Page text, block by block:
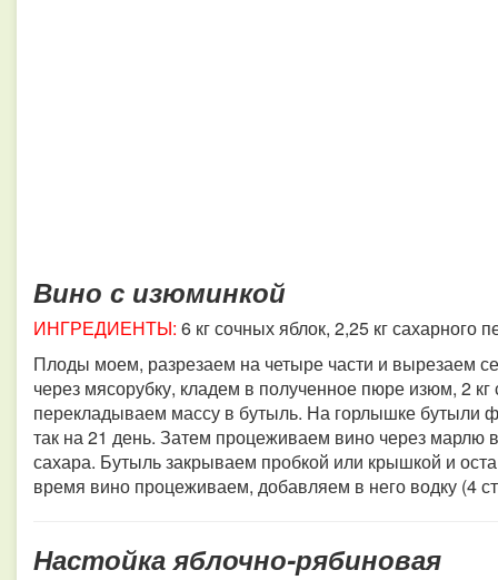
Вино с изюминкой
ИНГРЕДИЕНТЫ: 6 кг сочных яблок, 2,25 кг сахарного
Плоды моем, разрезаем на четыре части и вырезаем
через мясорубку, кладем в полученное пюре изюм, 2
перекладываем массу в бутыль. На горлышке бутыли
так на 21 день. Затем процеживаем вино через марлю
сахара. Бутыль закрываем пробкой или крышкой и
время вино процеживаем, добавляем в него водку (4
Настойка яблочно-рябиновая